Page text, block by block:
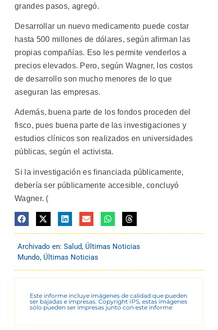
grandes pasos, agregó.
Desarrollar un nuevo medicamento puede costar
hasta 500 millones de dólares, según afirman las
propias compañías. Eso les permite venderlos a
precios elevados. Pero, según Wagner, los costos
de desarrollo son mucho menores de lo que
aseguran las empresas.
Además, buena parte de los fondos proceden del
fisco, pues buena parte de las investigaciones y
estudios clínicos son realizados en universidades
públicas, según el activista.
Si la investigación es financiada públicamente,
debería ser públicamente accesible, concluyó
Wagner. (
Archivado en: Salud, Últimas Noticias
Mundo, Últimas Noticias
Este informe incluye imágenes de calidad que pueden
ser bajadas e impresas. Copyright IPS, estas imágenes
sólo pueden ser impresas junto con este informe